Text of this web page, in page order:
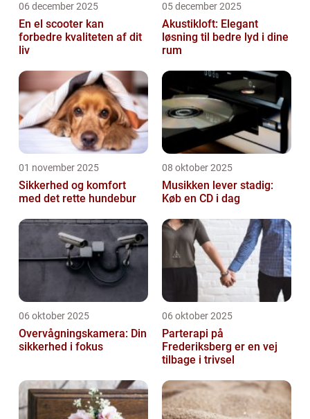
06 december 2025
En el scooter kan
forbedre kvaliteten af dit
liv
05 december 2025
Akustikloft: Elegant
løsning til bedre lyd i dine
rum
01 november 2025
Sikkerhed og komfort
med det rette hundebur
08 oktober 2025
Musikken lever stadig:
Køb en CD i dag
06 oktober 2025
Overvågningskamera: Din
sikkerhed i fokus
06 oktober 2025
Parterapi på
Frederiksberg er en vej
tilbage i trivsel